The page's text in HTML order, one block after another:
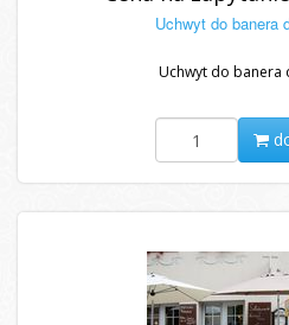
Uchwyt do banera
Uchwyt do banera